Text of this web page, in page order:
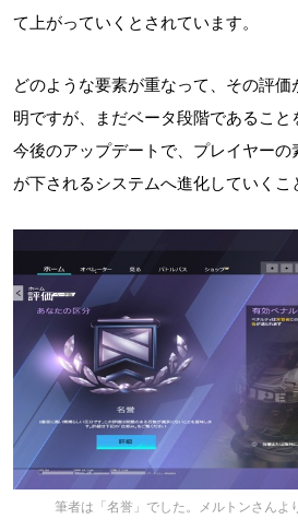
て上がっていくとされています。
どのような要素が重なって、その評
明ですが、まだベータ段階であること
今後のアップデートで、プレイヤーの
が下されるシステムへ進化していくこ
筆者は「名誉」でした。メルトンさんよ